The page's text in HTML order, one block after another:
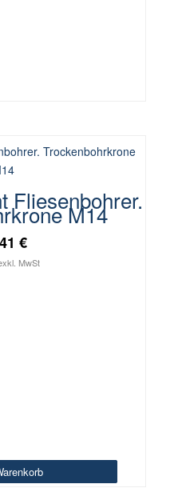
Fliesenbohrer.
M14
€
MwSt